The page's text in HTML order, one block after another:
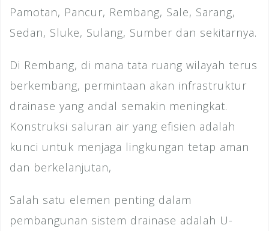
Pamotan, Pancur, Rembang, Sale, Sarang,
Sedan, Sluke, Sulang, Sumber dan sekitarnya.
Di Rembang, di mana tata ruang wilayah terus
berkembang, permintaan akan infrastruktur
drainase yang andal semakin meningkat.
Konstruksi saluran air yang efisien adalah
kunci untuk menjaga lingkungan tetap aman
dan berkelanjutan,
Salah satu elemen penting dalam
pembangunan sistem drainase adalah U-